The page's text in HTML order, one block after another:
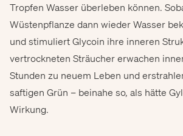
Tropfen Wasser überleben können.
Wüstenpflanze dann wieder Wasser
und stimuliert Glycoin ihre inneren
vertrockneten Sträucher erwachen
Stunden zu neuem Leben und
saftigen Grün – beinahe so, als hätte
Wirkung.